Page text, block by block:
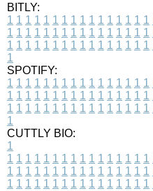
BITLY:
1 1 1 1 1 1 1 1 1 1 1 1 1 1 1 1
1 1 1 1 1 1 1 1 1 1 1 1 1 1 1 1
1 1 1 1 1 1 1 1 1 1 1 1 1 1 1 1
1
SPOTIFY:
1 1 1 1 1 1 1 1 1 1 1 1 1 1 1 1
1 1 1 1 1 1 1 1 1 1 1 1 1 1 1 1
1 1 1 1 1 1 1 1 1 1 1 1 1 1 1 1
1
CUTTLY BIO:
1
1 1 1 1 1 1 1 1 1 1 1 1 1 1 1 1
1 1 1 1 1 1 1 1 1 1 1 1 1 1 1 1
1 1 1 1 1 1 1 1 1 1 1 1 1 1 1 1